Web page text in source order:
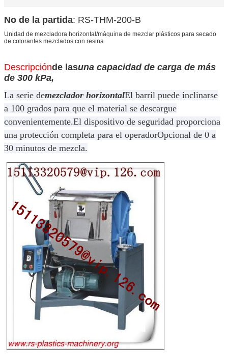
No de la partida: RS-THM-200-B
Unidad de mezcladora horizontal/máquina de mezclar plásticos para secado
de colorantes mezclados con resina
Descripciónde lasuna capacidad de carga de más
de 300 kPa,
La serie demezclador horizontalEl barril puede inclinarse
a 100 grados para que el material se descargue
convenientemente.El dispositivo de seguridad proporciona
una protección completa para el operadorOpcional de 0 a
30 minutos de mezcla.